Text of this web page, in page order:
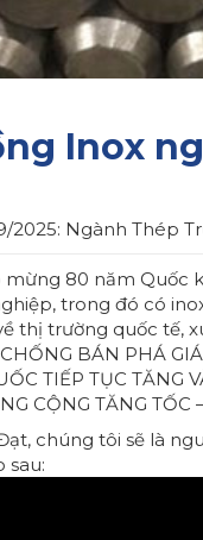
Inox
Ngành Thép
80 năm Quốc
trong đó có
thị trường quốc tế,
BÁN PHÁ
TIẾP TỤC TĂNG
CỘNG TĂNG
chúng tôi sẽ là
sau: